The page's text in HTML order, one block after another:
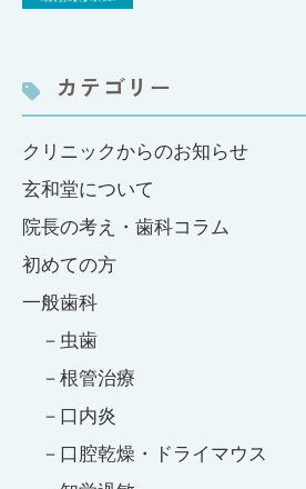
カテゴリー
クリニックからのお知らせ
玄和堂について
院長の考え・歯科コラム
初めての方
一般歯科
虫歯
根管治療
口内炎
口腔乾燥・ドライマウス